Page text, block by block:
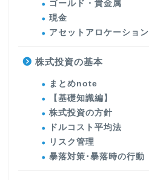
ゴールド・貴金属
現金
アセットアロケーション
株式投資の基本
まとめnote
【基礎知識編】
株式投資の方針
ドルコスト平均法
リスク管理
暴落対策･暴落時の行動